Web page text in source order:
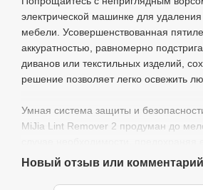
электрической машинке для
мебели. Усовершенствованная
аккуратностью, равномерно
диванов или текстильных изделий,
решение позволяет легко освежить
Умная система защиты и
MiJia Lint Remover 2 продуман до
попадание нитей и ткани к лезвиям,
Новый отзыв или комментарий